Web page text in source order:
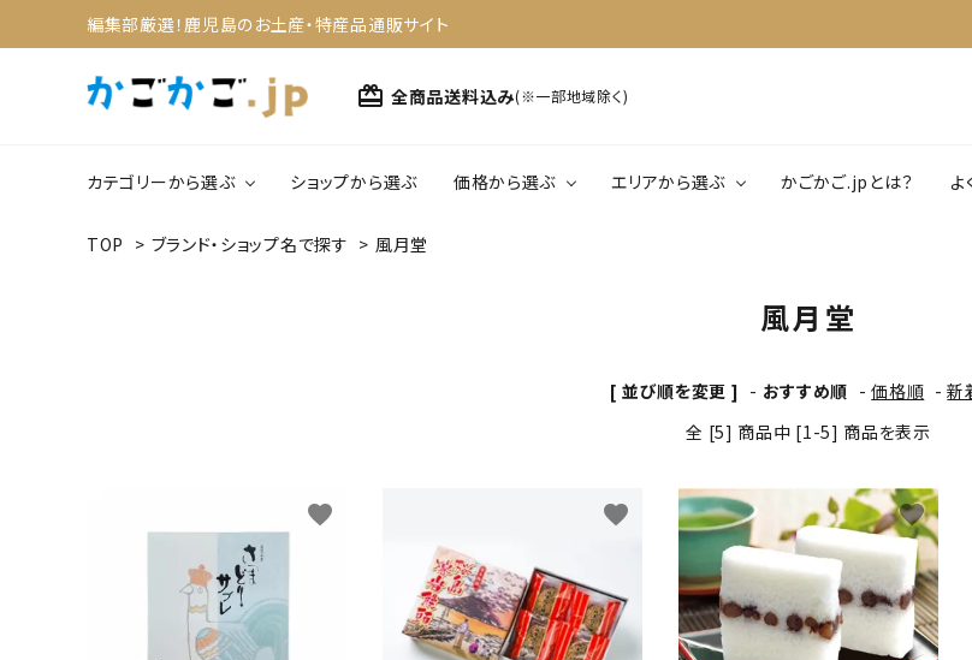
編集部厳選！鹿児島のお土産・特産品通販サイト
card_giftcard 全商品送料込み(※一部地域除く)
カテゴリーから選ぶ ショップから選ぶ 価格から選ぶ
5,001円～6,000円以下
エリアから選ぶ
熊毛・大島
かごかご.jpとは？ よ
TOP > ブランド・ショップ名で探す > 風月堂
風月堂
[ 並び順を変更 ] - おすすめ順 -価格順 -新
全 [5] 商品中 [1-5] 商品を表示
favorite favorite favorite